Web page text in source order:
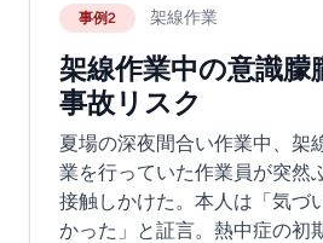
事例2 架線作業
架線作業中の意識朦
事故リスク
夏場の深夜間合い作業中、架
業を行っていた作業員が突然
接触しかけた。本人は「気づ
かった」と証言。熱中症の初